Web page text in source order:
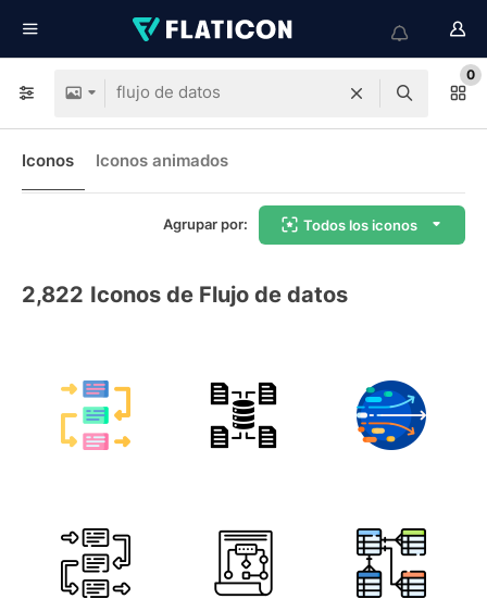
0
Iconos Iconos animados
Agrupar por: Todos los iconos
2,822 Iconos de Flujo de datos